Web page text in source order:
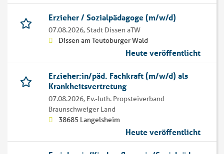
Erzieher / Sozialpädagoge (m/w/d)
07.08.2026,Stadt Dissen aTW
Dissen am Teutoburger Wald
Heute veröffentlicht
Erzieher:in/päd. Fachkraft (m/w/d) als
Krankheitsvertretung
07.08.2026, Ev.-luth. Propsteiverband
Braunschweiger Land
38685 Langelsheim
Heute veröffentlicht